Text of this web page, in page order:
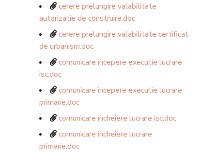
cerere prelungire valabilitate
autorizatie de construire.doc
cerere prelungire valabilitate certificat
de urbanism.doc
comunicare incepere executie lucrare
isc.doc
comunicare incepere executie lucrare
primarie.doc
comunicare incheiere lucrare isc.doc
comunicare incheiere lucrare
primarie.doc